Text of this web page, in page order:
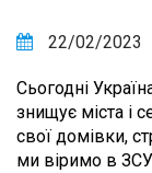
22/02/2023
Сьогодні
знищує міста і
свої домівки,
ми віримо в